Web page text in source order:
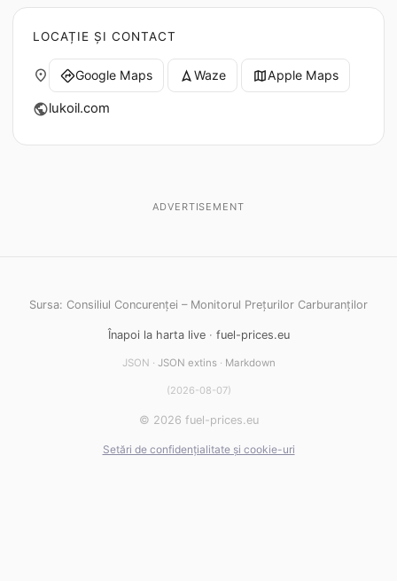
LOCAȚIE ȘI CONTACT
place directionsGoogle Maps navigation Waze mapApple Maps
publiclukoil.com
ADVERTISEMENT
Sursa: Consiliul Concurenței – Monitorul Prețurilor Carburanților
Înapoi la harta live· fuel-prices.eu
JSON · JSON extins· Markdown
(2026-08-07)
© 2026 fuel-prices.eu
Setări de confidențialitate și cookie-uri